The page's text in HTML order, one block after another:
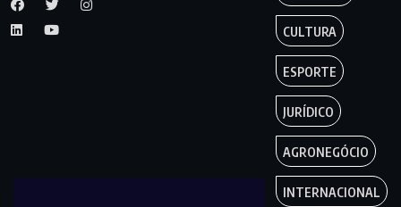
CULTURA
ESPORTE
JURÍDICO
AGRONEGÓCIO
INTERNACIONAL